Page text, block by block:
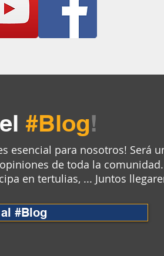
#Blog!
esencial para nosotros! Será
de toda la
en tertulias, ... Juntos
#Blog